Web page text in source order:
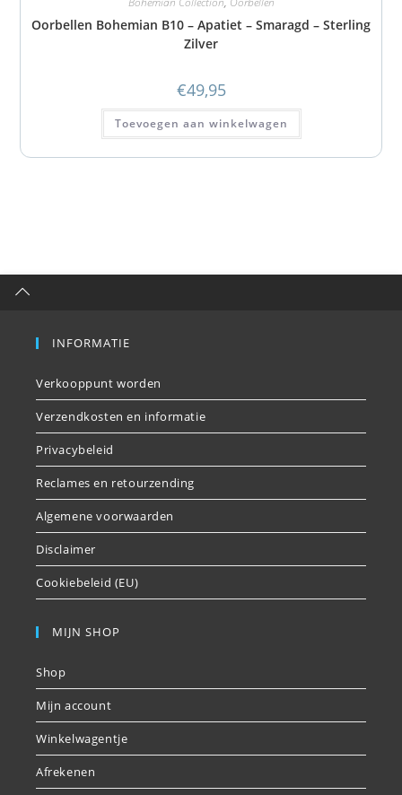
Oorbellen Bohemian B10 – Apatiet – Smaragd – Sterling
Zilver
€49,95
Toevoegen aan winkelwagen
INFORMATIE
Verkooppunt worden
Verzendkosten en informatie
Privacybeleid
Reclames en retourzending
Algemene voorwaarden
Disclaimer
Cookiebeleid (EU)
MIJN SHOP
Shop
Mijn account
Winkelwagentje
Afrekenen